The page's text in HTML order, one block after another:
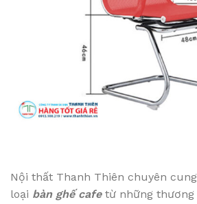
Nội thất Thanh Thiên chuyên
loại bàn ghế cafetừ những